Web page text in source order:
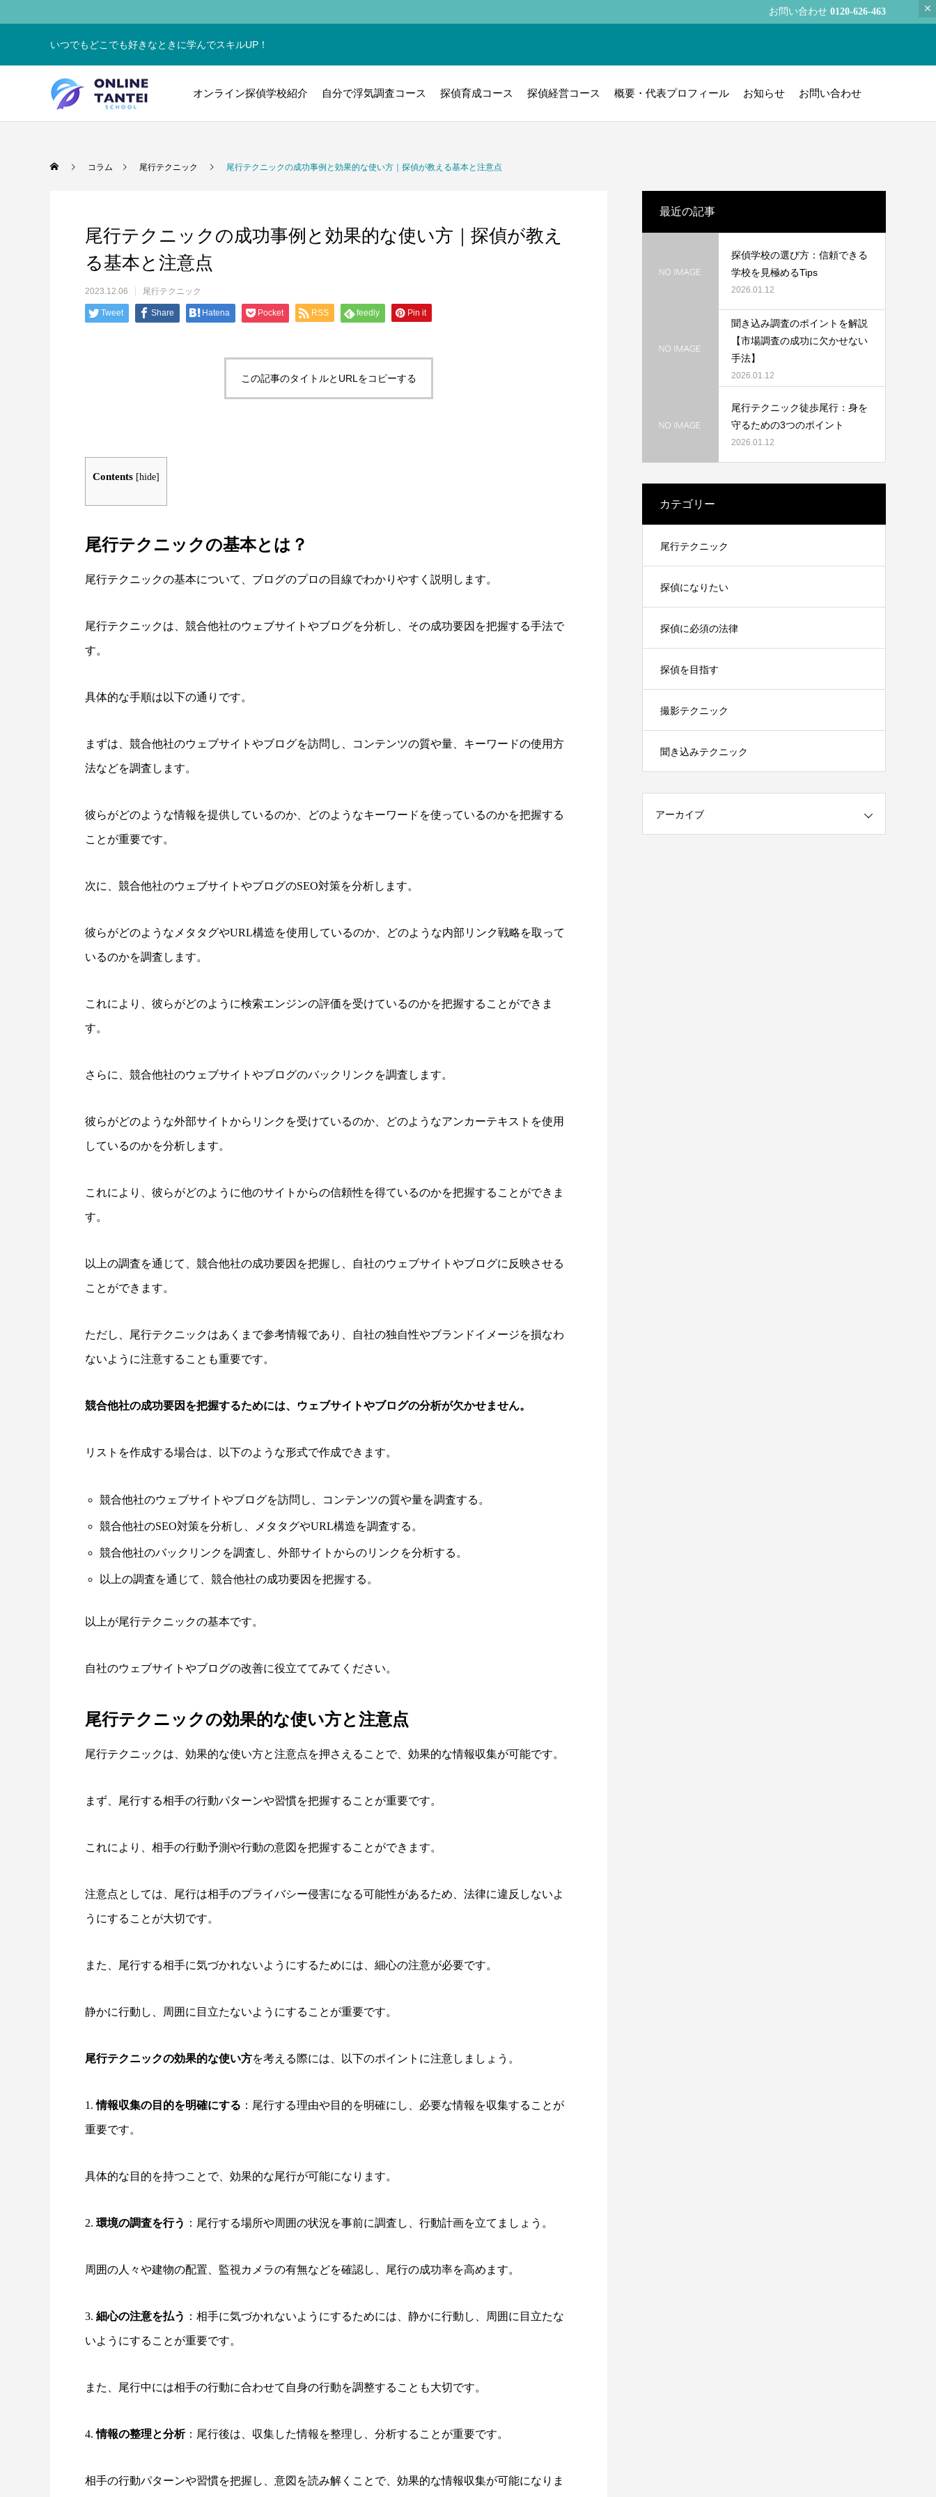
お問い合わせ 0120-626-463
いつでもどこでも好きなときに学んでスキルUP！
オンライン探偵学校紹介 自分で浮気調査コース 探偵育成コース 探偵経営コース 概要・代表プロフィール お知らせ お問い合わせ
コラム 尾行テクニック 尾行テクニックの成功事例と効果的な使い方｜探偵が教える基本と注意点
尾行テクニックの成功事例と効果的な使い方｜探偵が教え
る基本と注意点
2023.12.06 尾行テクニック
Tweet Share Hatena Pocket RSS feedly Pin it
この記事のタイトルとURLをコピーする
Contents [hide]
尾行テクニックの基本とは？
尾行テクニックの基本について、ブログのプロの目線でわかりやすく説明します。
尾行テクニックは、競合他社のウェブサイトやブログを分析し、その成功要因を把握する手法で
す。
具体的な手順は以下の通りです。
まずは、競合他社のウェブサイトやブログを訪問し、コンテンツの質や量、キーワードの使用方
法などを調査します。
彼らがどのような情報を提供しているのか、どのようなキーワードを使っているのかを把握する
ことが重要です。
次に、競合他社のウェブサイトやブログのSEO対策を分析します。
彼らがどのようなメタタグやURL構造を使用しているのか、どのような内部リンク戦略を取って
いるのかを調査します。
これにより、彼らがどのように検索エンジンの評価を受けているのかを把握することができま
す。
さらに、競合他社のウェブサイトやブログのバックリンクを調査します。
彼らがどのような外部サイトからリンクを受けているのか、どのようなアンカーテキストを使用
しているのかを分析します。
これにより、彼らがどのように他のサイトからの信頼性を得ているのかを把握することができま
す。
以上の調査を通じて、競合他社の成功要因を把握し、自社のウェブサイトやブログに反映させる
ことができます。
ただし、尾行テクニックはあくまで参考情報であり、自社の独自性やブランドイメージを損なわ
ないように注意することも重要です。
競合他社の成功要因を把握するためには、ウェブサイトやブログの分析が欠かせません。
リストを作成する場合は、以下のような形式で作成できます。
競合他社のウェブサイトやブログを訪問し、コンテンツの質や量を調査する。
競合他社のSEO対策を分析し、メタタグやURL構造を調査する。
競合他社のバックリンクを調査し、外部サイトからのリンクを分析する。
以上の調査を通じて、競合他社の成功要因を把握する。
以上が尾行テクニックの基本です。
自社のウェブサイトやブログの改善に役立ててみてください。
尾行テクニックの効果的な使い方と注意点
尾行テクニックは、効果的な使い方と注意点を押さえることで、効果的な情報収集が可能です。
まず、尾行する相手の行動パターンや習慣を把握することが重要です。
これにより、相手の行動予測や行動の意図を把握することができます。
注意点としては、尾行は相手のプライバシー侵害になる可能性があるため、法律に違反しないよ
うにすることが大切です。
また、尾行する相手に気づかれないようにするためには、細心の注意が必要です。
静かに行動し、周囲に目立たないようにすることが重要です。
尾行テクニックの効果的な使い方を考える際には、以下のポイントに注意しましょう。
1.情報収集の目的を明確にする ：尾行する理由や目的を明確にし、必要な情報を収集することが
重要です。
具体的な目的を持つことで、効果的な尾行が可能になります。
2. 環境の調査を行う ：尾行する場所や周囲の状況を事前に調査し、行動計画を立てましょう。
周囲の人々や建物の配置、監視カメラの有無などを確認し、尾行の成功率を高めます。
3. 細心の注意を払う ：相手に気づかれないようにするためには、静かに行動し、周囲に目立たな
いようにすることが重要です。
また、尾行中には相手の行動に合わせて自身の行動を調整することも大切です。
4.情報の整理と分析：尾行後は、収集した情報を整理し、分析することが重要です。
相手の行動パターンや習慣を把握し、意図を読み解くことで、効果的な情報収集が可能になりま
最近の記事
探偵学校の選び方：信頼できる
学校を見極めるTips
2026.01.12
聞き込み調査のポイントを解説
【市場調査の成功に欠かせない
手法】
2026.01.12
尾行テクニック徒歩尾行：身を
守るための3つのポイント
2026.01.12
カテゴリー
尾行テクニック
探偵になりたい
探偵に必須の法律
探偵を目指す
撮影テクニック
聞き込みテクニック
アーカイブ